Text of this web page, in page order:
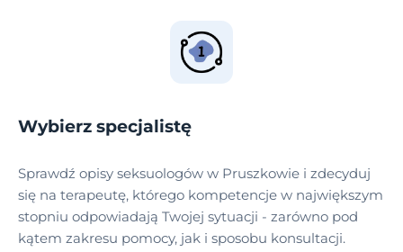
Wybierz specjalistę
Sprawdź opisy seksuologów w Pruszkowie i zdecyduj
się na terapeutę, którego kompetencje w największym
stopniu odpowiadają Twojej sytuacji - zarówno pod
kątem zakresu pomocy, jak i sposobu konsultacji.